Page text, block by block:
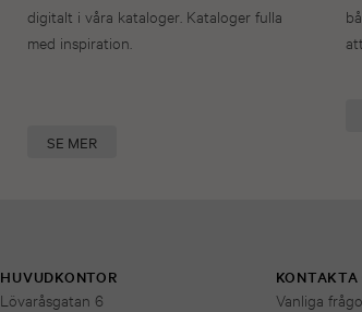
digitalt i våra kataloger. Kataloger fulla
med inspiration.
SE MER
HUVUDKONTOR
Lövaråsgatan 6
KONTAKTA
Vanliga